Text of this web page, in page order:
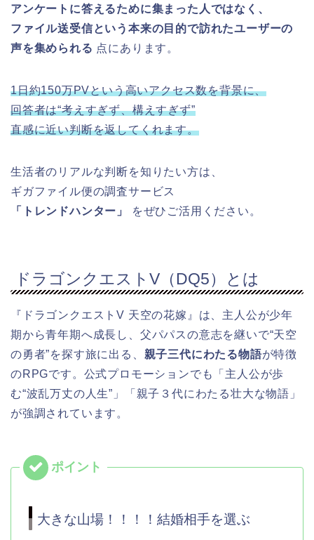
アンケートに答えるために集まった人ではなく、
ファイル送受信という本来の目的で訪れたユーザーの
声を集められる 点にあります。
1日約150万PVという高いアクセス数を背景に、
回答者は“考えすぎず、構えすぎず”
直感に近い判断を返してくれます。
生活者のリアルな判断を知りたい方は、
ギガファイル便の調査サービス
「トレンドハンター」
をぜひご活用ください。
ドラゴンクエストV（DQ5）とは
『ドラゴンクエストV 天空の花嫁』は、主人公が少年
期から青年期へ成長し、父パパスの意志を継いで“天空
の勇者”を探す旅に出る、 親子三代にわたる物語が特徴
のRPGです。公式プロモーションでも「主人公が歩
む“波乱万丈の人生”」「親子３代にわたる壮大な物語」
が強調されています。
大きな山場！！！！結婚相手を選ぶ